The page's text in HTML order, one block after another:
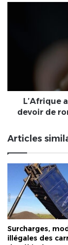
de
rompre
avec
du
naufrage
L’Afrique
devoir de
Articles
Surcharges,
illégales des